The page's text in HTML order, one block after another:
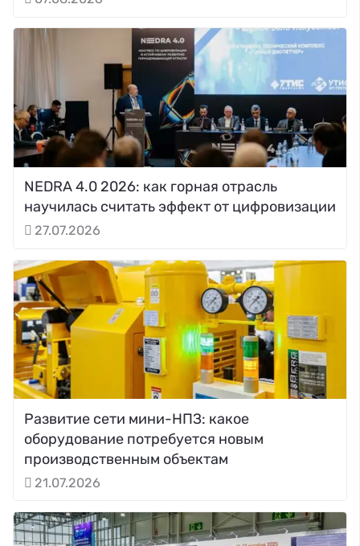
NEDRA 4.0 2026: как горная отрасль
научилась считать эффект от цифровизации
27.07.2026
Развитие сети мини-НПЗ: какое
оборудование потребуется новым
производственным объектам
21.07.2026